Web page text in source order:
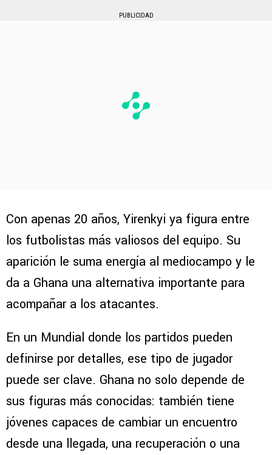
PUBLICIDAD
Con apenas 20 años, Yirenkyi ya figura entre
los futbolistas más valiosos del equipo. Su
aparición le suma energía al mediocampo y le
da a Ghana una alternativa importante para
acompañar a los atacantes.
En un Mundial donde los partidos pueden
definirse por detalles, ese tipo de jugador
puede ser clave. Ghana no solo depende de
sus figuras más conocidas: también tiene
jóvenes capaces de cambiar un encuentro
desde una llegada, una recuperación o una